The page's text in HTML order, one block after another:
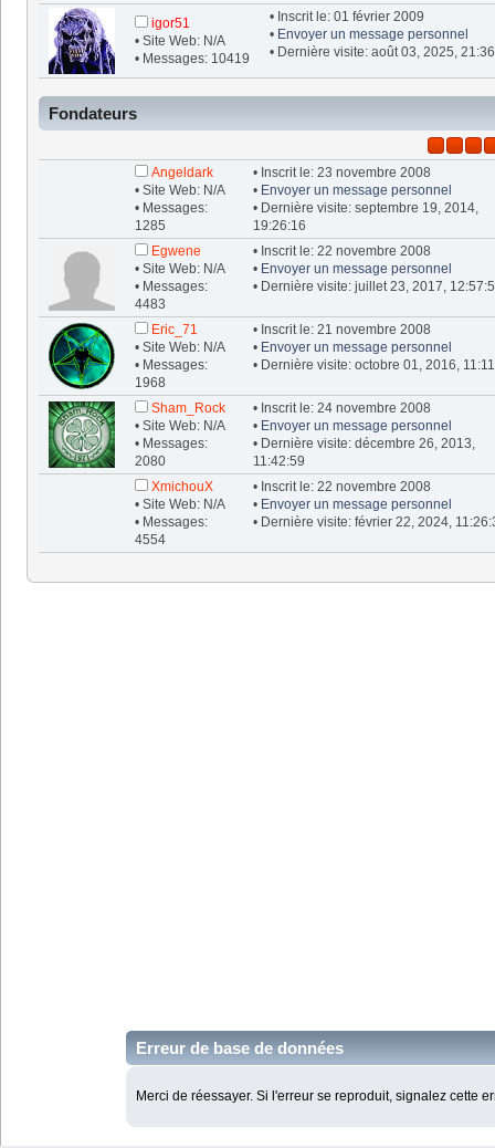
igor51
• Site Web: N/A
• Messages: 10419
• Inscrit le: 01 février 2009
• Envoyer un message personnel
• Dernière visite: août 03, 2025,
Fondateurs
Angeldark
• Site Web: N/A
• Messages:
1285
• Inscrit le: 23 novembre 2008
• Envoyer un message personnel
• Dernière visite: septembre 19, 2014,
19:26:16
Egwene
• Site Web: N/A
• Messages:
4483
• Inscrit le: 22 novembre 2008
• Envoyer un message personnel
• Dernière visite: juillet 23, 2017,
Eric_71
• Site Web: N/A
• Messages:
1968
• Inscrit le: 21 novembre 2008
• Envoyer un message personnel
• Dernière visite: octobre 01, 2016,
Sham_Rock
• Site Web: N/A
• Messages:
2080
• Inscrit le: 24 novembre 2008
• Envoyer un message personnel
• Dernière visite: décembre 26, 2013,
11:42:59
XmichouX
• Site Web: N/A
• Messages:
4554
• Inscrit le: 22 novembre 2008
• Envoyer un message personnel
• Dernière visite: février 22, 2024,
Erreur de base de données
Merci de réessayer. Si l'erreur se reproduit, signalez cette